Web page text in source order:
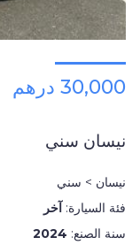
30,000 درهم
نيسان سني
نيسان > سني
فئة السيارة: آخر
سنة الصنع: 2024